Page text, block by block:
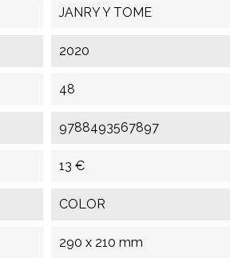
JANRY Y TOME
2020
48
9788493567897
13 €
COLOR
290 x 210 mm